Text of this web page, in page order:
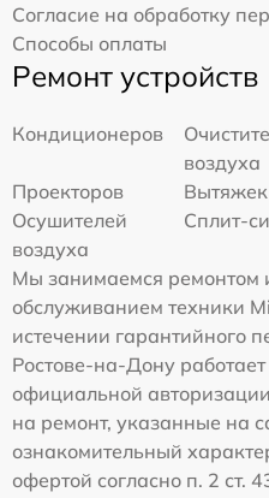
Согласие на обработку
Способы оплаты
Ремонт устройств
Кондиционеров
воздуха
Проекторов
Вытяжек
Осушителей
воздуха
Сплит-
Мы занимаемся ремонтом
обслуживанием техники
истечении гарантийного
Ростове-на-Дону
официальной
на ремонт, указанные на
ознакомительный
офертой согласно п. 2 ст.